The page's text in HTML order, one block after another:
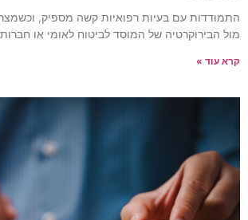
עם בעיות רפואיות קשה מספיק,
הבירוקרטיה של המוסד לביטוח לאומי או חברות
עוד »